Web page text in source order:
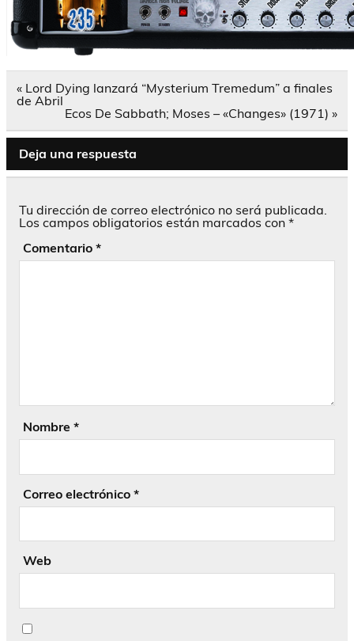
Navegación
de
entradas
« Lord Dying lanzará “Mysterium Tremedum” a finales
de Abril
Ecos De Sabbath; Moses – «Changes» (1971) »
Deja una respuesta
Tu dirección de correo electrónico no será publicada.
Los campos obligatorios están marcados con *
Comentario *
Nombre *
Correo electrónico *
Web